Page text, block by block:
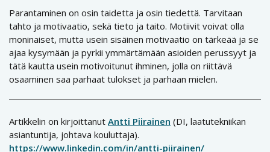
Parantaminen on osin taidetta ja osin tiedettä. Tarvitaan
tahto ja motivaatio, sekä tieto ja taito. Motiivit voivat olla
moninaiset, mutta usein sisäinen motivaatio on tärkeää ja se
ajaa kysymään ja pyrkii ymmärtämään asioiden perussyyt ja
tätä kautta usein motivoitunut ihminen, jolla on riittävä
osaaminen saa parhaat tulokset ja parhaan mielen.
Artikkelin on kirjoittanut Antti Piirainen (DI, laatutekniikan
asiantuntija, johtava kouluttaja).
https://www.linkedin.com/in/antti-piirainen/